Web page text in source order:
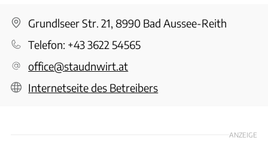
Grundlseer Str. 21, 8990 Bad Aussee-Reith
Telefon: +43 3622 54565
office@staudnwirt.at
Internetseite des Betreibers
ANZEIGE